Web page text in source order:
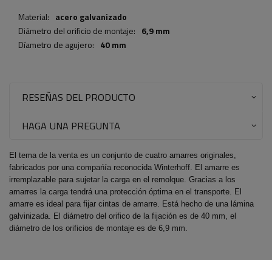
Material: acero galvanizado
Diámetro del orificio de montaje: 6,9 mm
Díametro de agujero: 40 mm
RESEÑAS DEL PRODUCTO
HAGA UNA PREGUNTA
El tema de la venta es un conjunto de cuatro amarres originales,
fabricados por una compańía reconocida Winterhoff. El amarre es
irremplazable para sujetar la carga en el remolque. Gracias a los
amarres la carga tendrá una protección óptima en el transporte. El
amarre es ideal para fijar cintas de amarre. Está hecho de una lámina
galvinizada. El diámetro del orifico de la fijación es de 40 mm, el
diámetro de los orificios de montaje es de 6,9 mm.